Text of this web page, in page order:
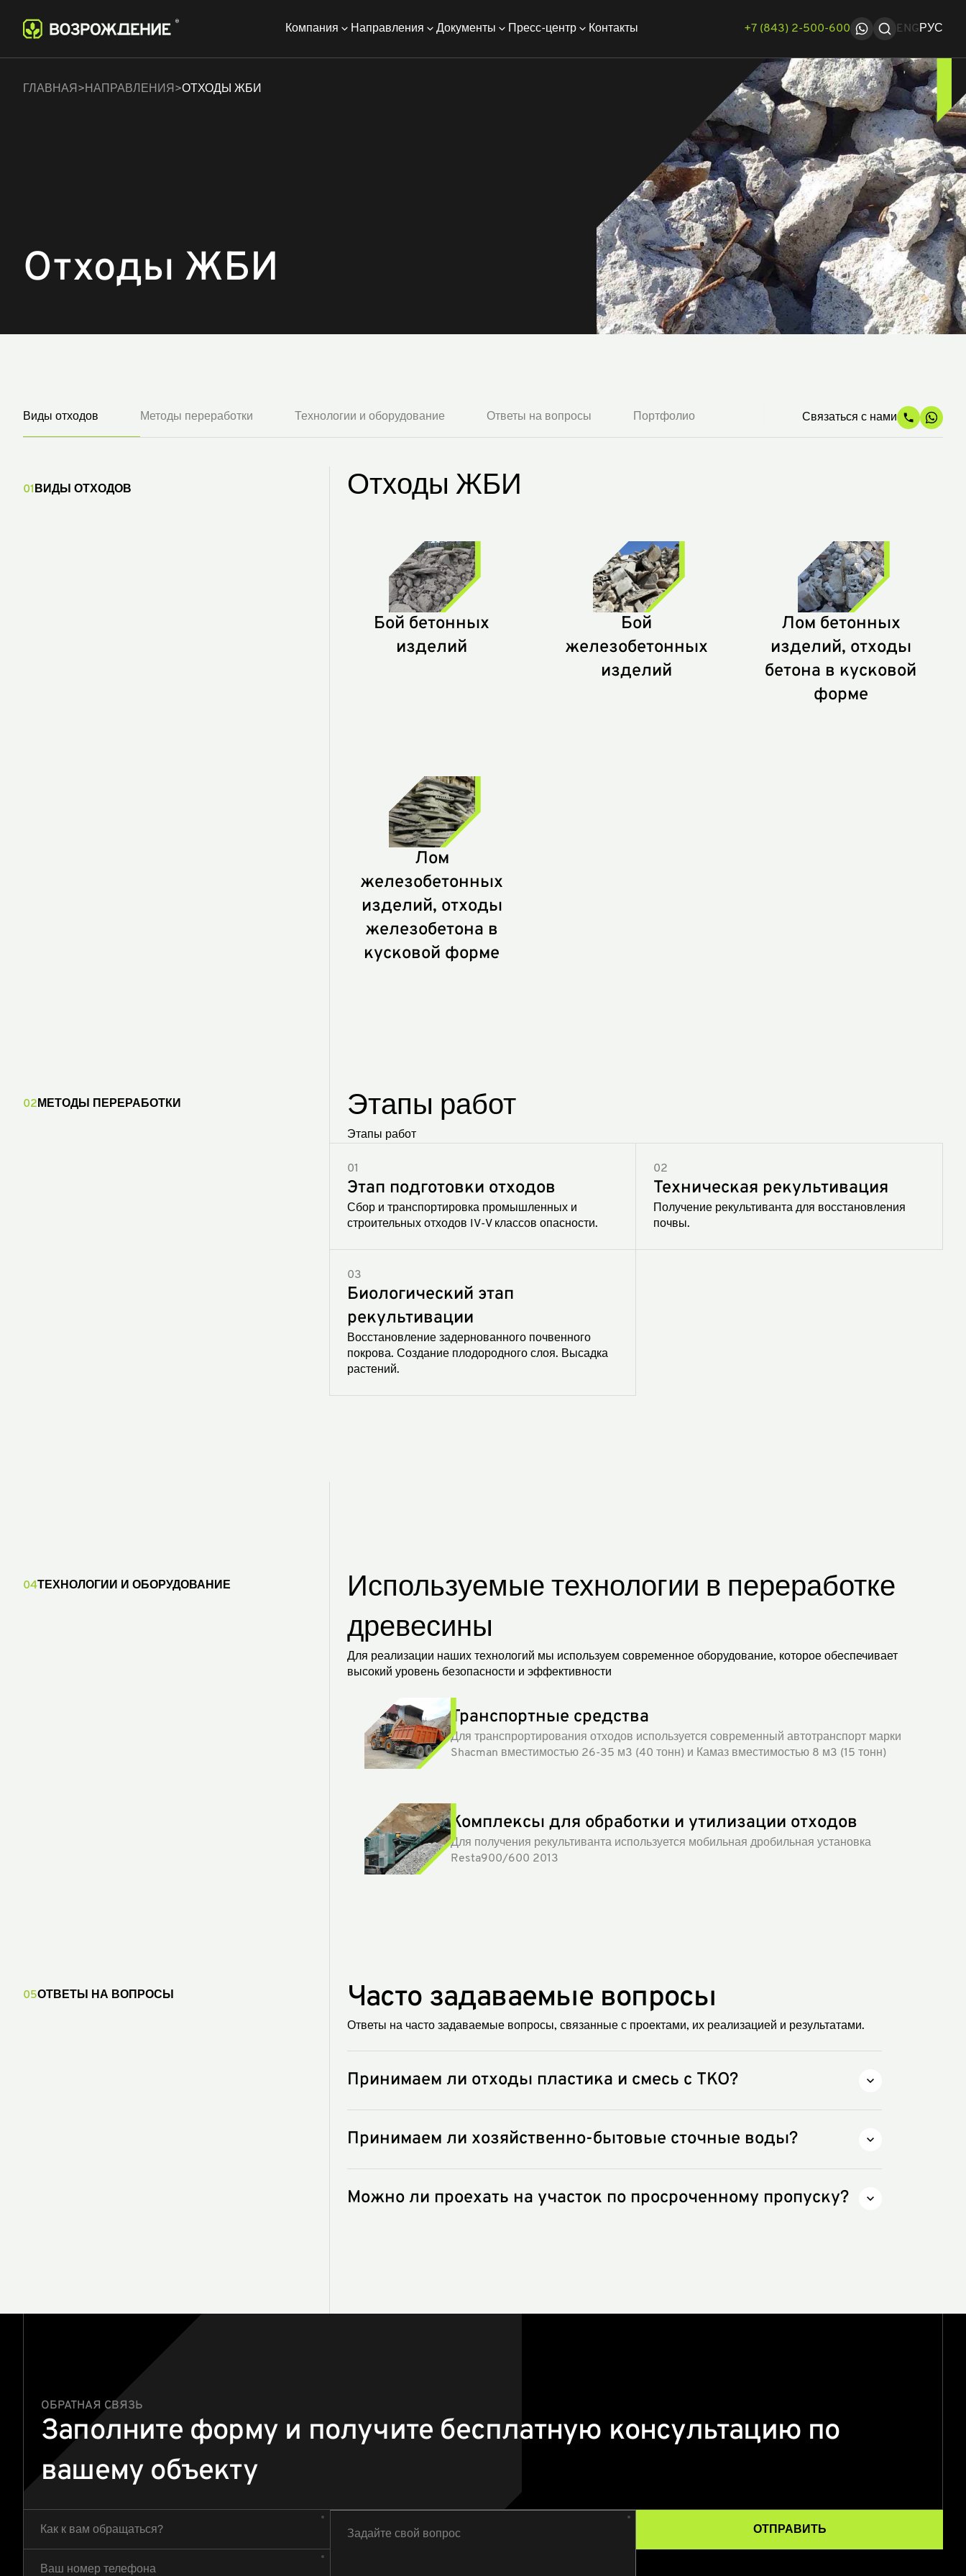
Компания Направления Документы Пресс-центр Контакты +7 (843) 2-500-600 ENGРУС
Виды отходов Методы переработки Технологии и оборудование Ответы на вопросы
ГЛАВНАЯ НАПРАВЛЕНИЯ ОТХОДЫ ЖБИ
Отходы ЖБИ
Виды отходов Методы переработки Технологии и оборудование Ответы на вопросы Портфолио Связаться с нами
01 ВИДЫ ОТХОДОВ Отходы ЖБИ
Бой бетонных
изделий
Бой
железобетонных
изделий
Лом бетонных
изделий, отходы
бетона в кусковой
форме
Лом
железобетонных
изделий, отходы
железобетона в
кусковой форме
02 МЕТОДЫ ПЕРЕРАБОТКИ Этапы работ
Этапы работ
01
Этап подготовки отходов
Сбор и транспортировка промышленных и
строительных отходов IV-V классов опасности.
02
Техническая рекультивация
Получение рекультиванта для восстановления
почвы.
03
Биологический этап
рекультивации
Восстановление задернованного почвенного
покрова. Создание плодородного слоя. Высадка
растений.
04 ТЕХНОЛОГИИ И ОБОРУДОВАНИЕ
Используемые технологии в переработке
древесины
Для реализации наших технологий мы используем современное оборудование, которое обеспечивает
высокий уровень безопасности и эффективности
Транспортные средства
Для транспрортирования отходов используется современный автотранспорт марки
Shacman вместимостью 26-35 м3 (40 тонн) и Камаз вместимостью 8 м3 (15 тонн)
Комплексы для обработки и утилизации отходов
Для получения рекультиванта используется мобильная дробильная установка
Resta900/600 2013
05ОТВЕТЫ НА ВОПРОСЫ Часто задаваемые вопросы
Ответы на часто задаваемые вопросы, связанные с проектами, их реализацией и результатами.
Принимаем ли отходы пластика и смесь с ТКО?
Принимаем ли хозяйственно-бытовые сточные воды?
Можно ли проехать на участок по просроченному пропуску?
ОБРАТНАЯ СВЯЗЬ
Заполните форму и получите бесплатную консультацию по
вашему объекту
Как к вам обращаться?
Ваш номер телефона
Задайте свой вопрос ОТПРАВИТЬ